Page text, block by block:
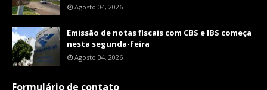
Agosto 04, 2026
Emissão de notas fiscais com CBS e IBS começa
nesta segunda-feira
Agosto 04, 2026
Formulário de contato